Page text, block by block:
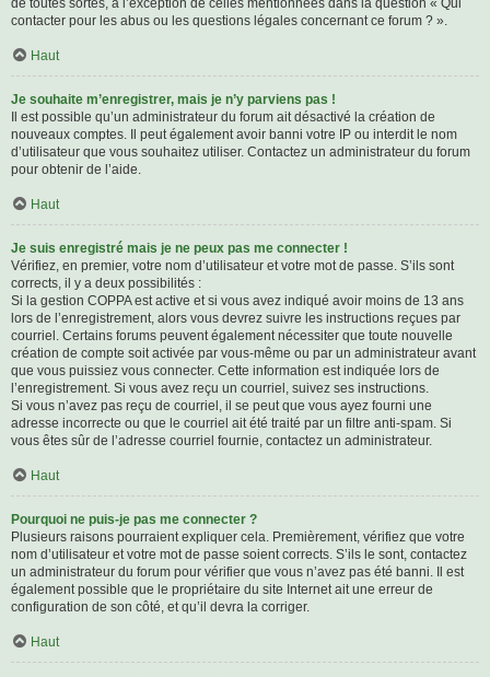
de toutes sortes, à l’exception de celles mentionnées dans la question « Qui
contacter pour les abus ou les questions légales concernant ce forum ? ».
Haut
Je souhaite m’enregistrer, mais je n’y parviens pas !
Il est possible qu’un administrateur du forum ait désactivé la création de
nouveaux comptes. Il peut également avoir banni votre IP ou interdit le nom
d’utilisateur que vous souhaitez utiliser. Contactez un administrateur du forum
pour obtenir de l’aide.
Haut
Je suis enregistré mais je ne peux pas me connecter !
Vérifiez, en premier, votre nom d’utilisateur et votre mot de passe. S’ils sont
corrects, il y a deux possibilités :
Si la gestion COPPA est active et si vous avez indiqué avoir moins de 13 ans
lors de l’enregistrement, alors vous devrez suivre les instructions reçues par
courriel. Certains forums peuvent également nécessiter que toute nouvelle
création de compte soit activée par vous-même ou par un administrateur avant
que vous puissiez vous connecter. Cette information est indiquée lors de
l’enregistrement. Si vous avez reçu un courriel, suivez ses instructions.
Si vous n’avez pas reçu de courriel, il se peut que vous ayez fourni une
adresse incorrecte ou que le courriel ait été traité par un filtre anti-spam. Si
vous êtes sûr de l’adresse courriel fournie, contactez un administrateur.
Haut
Pourquoi ne puis-je pas me connecter ?
Plusieurs raisons pourraient expliquer cela. Premièrement, vérifiez que votre
nom d’utilisateur et votre mot de passe soient corrects. S’ils le sont, contactez
un administrateur du forum pour vérifier que vous n’avez pas été banni. Il est
également possible que le propriétaire du site Internet ait une erreur de
configuration de son côté, et qu’il devra la corriger.
Haut